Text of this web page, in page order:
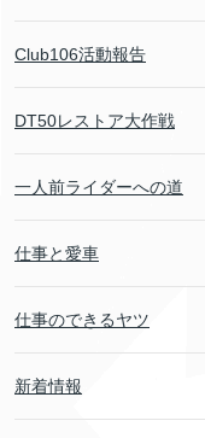
Club106活動報告
DT50レストア大作戦
一人前ライダーへの道
仕事と愛車
仕事のできるヤツ
新着情報